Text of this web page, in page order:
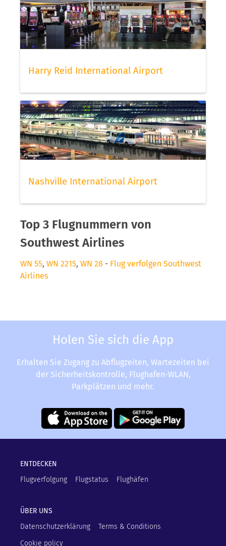
Harry Reid International Airport
Nashville International Airport
Top 3 Flugnummern von
Southwest Airlines
WN 55, WN 2215, WN 28 - Flug verfolgen Southwest
Airlines
Holen Sie sich die App
Erhalten Sie Zugang zu Abflugzeiten, Wartezeiten bei
der Sicherheitskontrolle, Flughafen-WLAN,
Parkplätzen und mehr.
ENTDECKEN
Flugverfolgung
Flugstatus Flughäfen
ÜBER UNS
Datenschutzerklärung
Terms & Conditions
Cookie policy